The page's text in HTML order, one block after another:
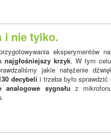
i nie tylko.
eksperymentów
najgłośniejszy krzyk. W tym
jakie natężenie
decybeli i trzeba było
analogowe sygnału z